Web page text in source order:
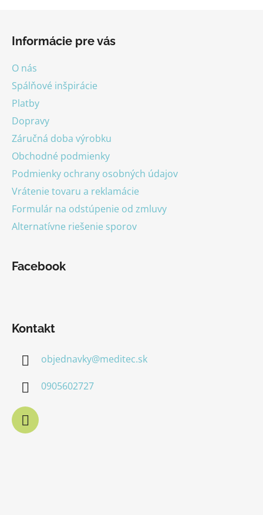
Informácie pre vás
O nás
Spálňové inšpirácie
Platby
Dopravy
Záručná doba výrobku
Obchodné podmienky
Podmienky ochrany osobných údajov
Vrátenie tovaru a reklamácie
Formulár na odstúpenie od zmluvy
Alternatívne riešenie sporov
Facebook
Kontakt
objednavky@meditec.sk
0905602727